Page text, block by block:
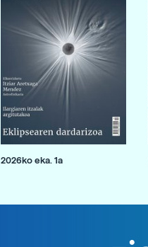
2026ko eka. 1a